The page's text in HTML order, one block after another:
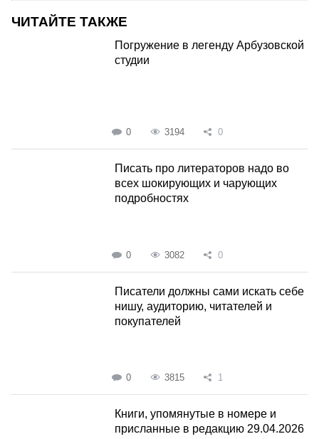
ЧИТАЙТЕ ТАКЖЕ
Погружение в легенду Арбузовской
студии
0 3194 0
Писать про литераторов надо во
всех шокирующих и чарующих
подробностях
0 3082 0
Писатели должны сами искать себе
нишу, аудиторию, читателей и
покупателей
0 3815 1
Книги, упомянутые в номере и
присланные в редакцию 29.04.2026